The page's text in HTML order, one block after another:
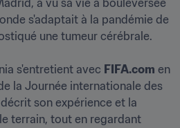
a vu sa vie a bouleversée
s'adaptait à la pandémie de
une tumeur cérébrale.
s'entretient avec FIFA.com en
la Journée internationale des
son expérience et la
terrain, tout en regardant